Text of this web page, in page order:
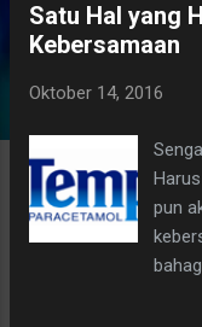
Satu Hal yang
Kebersamaan
Oktober 14, 2016
pun